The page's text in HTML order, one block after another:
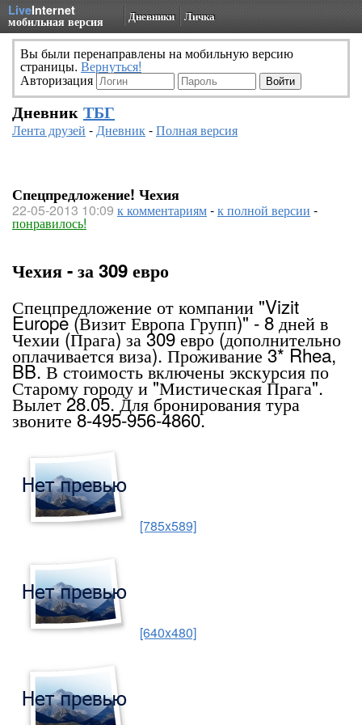
LiveInternet
мобильная версия Дневники Личка
Вы были перенаправлены на мобильную версию
страницы. Вернуться!
Авторизация
Дневник ТБГ
Лента друзей -Дневник-Полная версия
Спецпредложение! Чехия
22-05-2013 10:09 к комментариям-к полной версии -
понравилось!
Чехия - за 309 евро
Спецпредложение от компании "Vizit
Europe (Визит Европа Групп)" - 8 дней в
Чехии (Прага) за 309 евро (дополнительно
оплачивается виза). Проживание 3* Rhea,
BB. В стоимость включены экскурсия по
Старому городу и "Мистическая Прага".
Вылет 28.05. Для бронирования тура
звоните 8-495-956-4860.
[785x589]
[640x480]